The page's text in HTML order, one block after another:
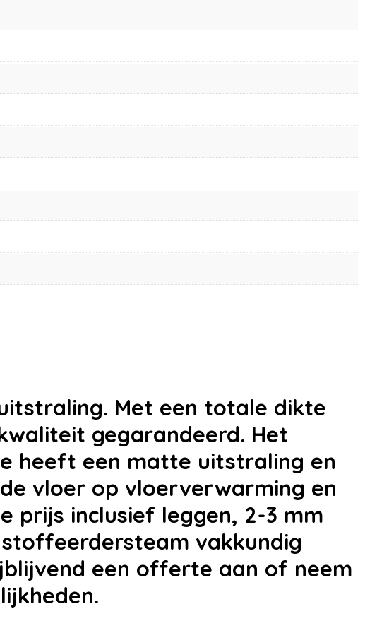
Met een totale dikte
gegarandeerd. Het
heeft een matte uitstraling en
vloer op vloerverwarming en
prijs inclusief leggen, 2-3 mm
vakkundig
een offerte aan of neem